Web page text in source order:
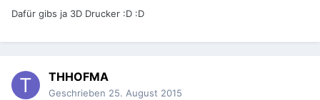
Dafür gibs ja 3D Drucker :D :D
THHOFMA
Geschrieben 25. August 2015